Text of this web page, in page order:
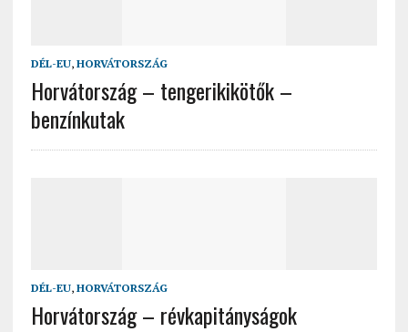
DÉL-EU, HORVÁTORSZÁG
Horvátország – tengerikikötők –
benzínkutak
DÉL-EU, HORVÁTORSZÁG
Horvátország – révkapitányságok